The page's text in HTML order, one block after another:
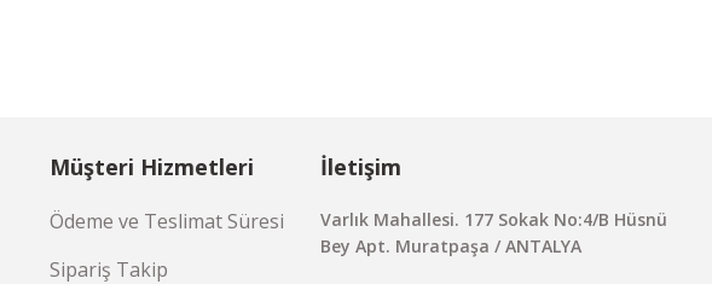
Müşteri Hizmetleri
Ödeme ve Teslimat Süresi
Sipariş Takip
İletişim
Varlık Mahallesi. 177 Sokak No:4/B Hüsnü
Bey Apt. Muratpaşa / ANTALYA